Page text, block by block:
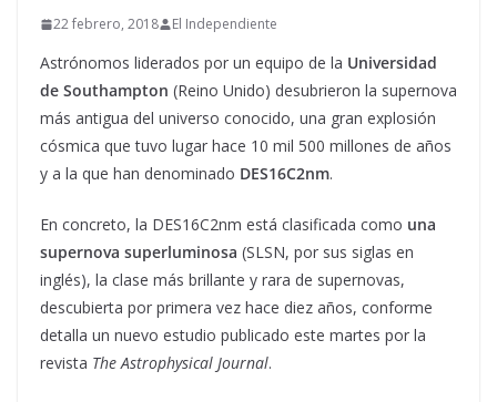
22 febrero, 2018 El Independiente
Astrónomos liderados por un equipo de la Universidad
de Southampton (Reino Unido) desubrieron la supernova
más antigua del universo conocido, una gran explosión
cósmica que tuvo lugar hace 10 mil 500 millones de años
y a la que han denominado DES16C2nm.
En concreto, la DES16C2nm está clasificada como una
supernova superluminosa (SLSN, por sus siglas en
inglés), la clase más brillante y rara de supernovas,
descubierta por primera vez hace diez años, conforme
detalla un nuevo estudio publicado este martes por la
revista The Astrophysical Journal.